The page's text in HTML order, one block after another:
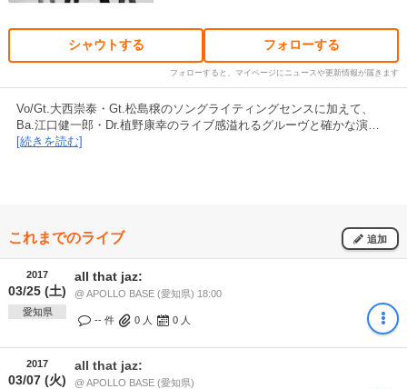
シャウトする フォローする
フォローすると、マイページにニュースや更新情報が届きます
Vo/Gt.大西崇泰・Gt.松島穣のソングライティングセンスに加えて、
Ba.江口健一郎・Dr.植野康幸のライブ感溢れるグルーヴと確かな演…
[続きを読む]
これまでのライブ 追加
2017
03/25 (土)
愛知県
all that jaz:
@ APOLLO BASE (愛知県) 18:00
-- 件 0 人 0 人
2017
03/07 (火)
all that jaz:
@ APOLLO BASE (愛知県)